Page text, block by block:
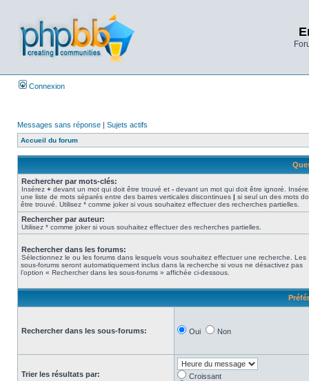
Connexion
Messages sans réponse | Sujets actifs
Accueil du forum
Rechercher par mots-clés:
Insérez + devant un mot qui doit être trouvé et - devant un mot qui doit être ignoré.
une liste de mots séparés entre des barres verticales discontinues | si seul un des mots
être trouvé. Utilisez * comme joker si vous souhaitez effectuer des recherches partielles.
Rechercher par auteur:
Utilisez * comme joker si vous souhaitez effectuer des recherches partielles.
Rechercher dans les forums:
Sélectionnez le ou les forums dans lesquels vous souhaitez effectuer une recherche. Les
sous-forums seront automatiquement inclus dans la recherche si vous ne désactivez pas
l’option « Rechercher dans les sous-forums » affichée ci-dessous.
Rechercher dans les sous-forums: Oui Non
Trier les résultats par:
Croissant